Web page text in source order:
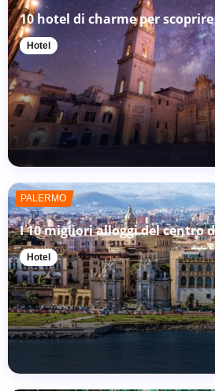
10 hotel di charme per
Hotel
PALERMO
I 10 migliori alloggi del centro
Hotel